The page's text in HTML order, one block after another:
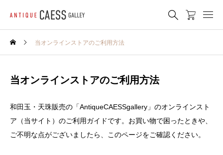
当オンラインストアのご利用方法
当オンラインストアのご利用方法
和田玉・天珠販売の「AntiqueCAESSgallery」のオンラインスト
ア（当サイト）のご利用ガイドです。お買い物で困ったときや、
ご不明な点がございましたら、このページをご確認ください。